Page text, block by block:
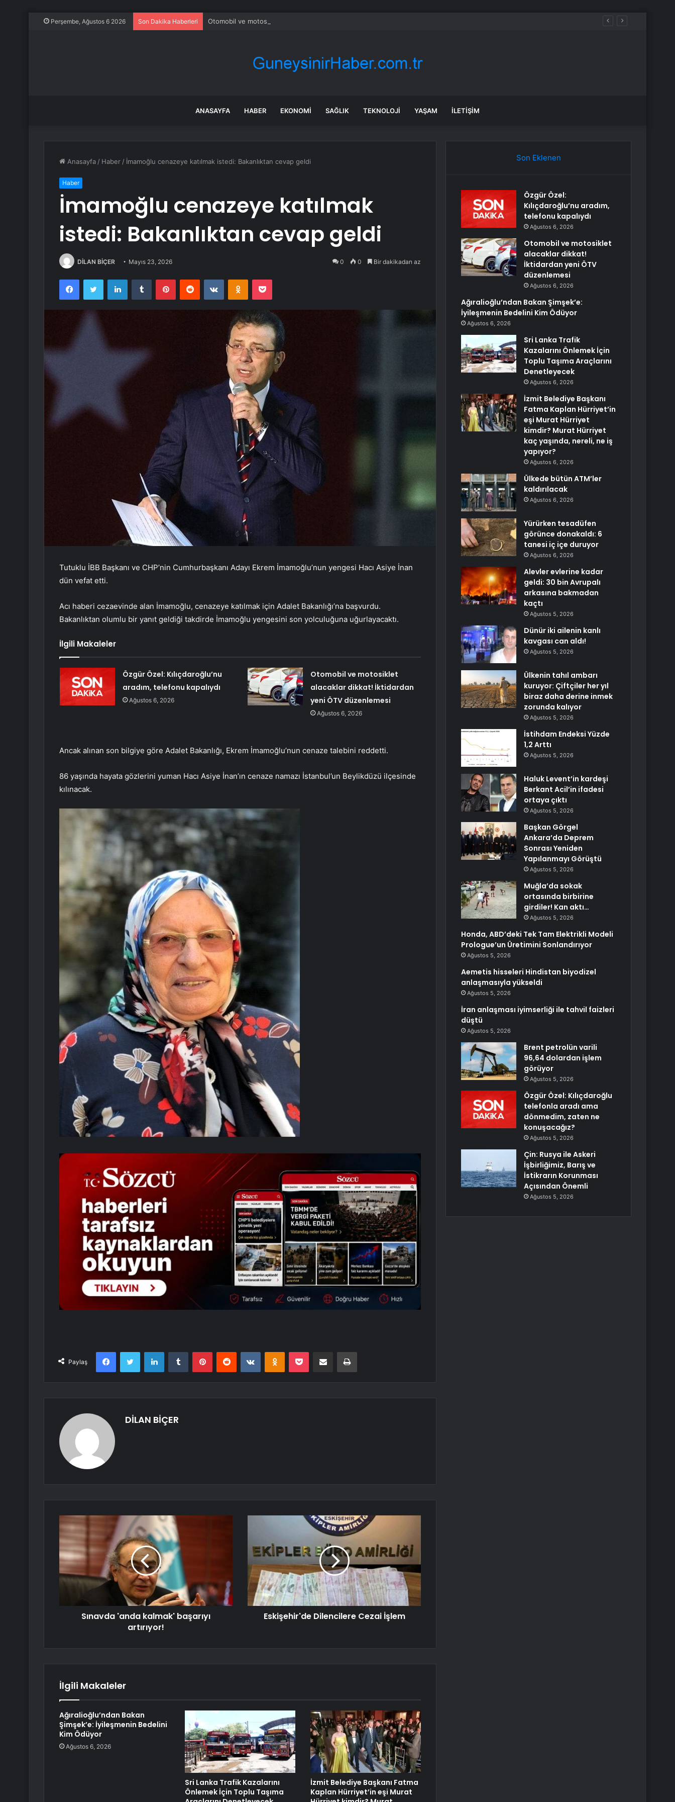
Perşembe, Ağustos 6 2026 Son Dakika Haberleri Otomobil ve motosiklet alacaklar dikkat! İktidardan yeni ÖTV düzenlemesi
ANASAYFA HABER EKONOMI SAĞLIK TEKNOLOJI YAŞAM İLETIŞIM
Anasayfa / Haber / İmamoğlu cenazeye katılmak istedi: Bakanlıktan cevap geldi
Haber
İmamoğlu cenazeye katılmak
istedi: Bakanlıktan cevap geldi
DİLAN BİÇER Mayıs 23, 2026 0 0 Bir dakikadan az
FacebookTwitter LinkedInTumblr PinterestReddit VKontakteOdnoklassniki
Pocket
Tutuklu İBB Başkanı ve CHP’nin Cumhurbaşkanı Adayı Ekrem İmamoğlu’nun yengesi Hacı Asiye İnan
dün vefat etti.
Acı haberi cezaevinde alan İmamoğlu, cenazeye katılmak için Adalet Bakanlığı’na başvurdu.
Bakanlıktan olumlu bir yanıt geldiği takdirde İmamoğlu yengesini son yolculuğuna uğurlayacaktı.
İlgili Makaleler
Özgür Özel: Kılıçdaroğlu’nu
aradım, telefonu kapalıydı
Ağustos 6, 2026
Otomobil ve motosiklet
alacaklar dikkat! İktidardan
yeni ÖTV düzenlemesi
Ağustos 6, 2026
Ancak alınan son bilgiye göre Adalet Bakanlığı, Ekrem İmamoğlu’nun cenaze talebini reddetti.
86 yaşında hayata gözlerini yuman Hacı Asiye İnan’ın cenaze namazı İstanbul’un Beylikdüzü ilçesinde
kılınacak.
Paylaş
FacebookTwitter LinkedInTumblr PinterestReddit VKontakteOdnoklassniki
Pocket E-Posta ile paylaş Yazdır
DİLAN BİÇER
Sınavda 'anda kalmak' başarıyı
artırıyor!
Eskişehir'de Dilencilere Cezai İşlem
İlgili Makaleler
Ağıralioğlu’ndan Bakan
Şimşek’e: İyileşmenin Bedelini
Kim Ödüyor
Ağustos 6, 2026
Sri Lanka Trafik Kazalarını
Önlemek İçin Toplu Taşıma
İzmit Belediye Başkanı Fatma
Kaplan Hürriyet’in eşi Murat
Son Eklenen
Özgür Özel:
Kılıçdaroğlu’nu aradım,
telefonu kapalıydı
Ağustos 6, 2026
Otomobil ve motosiklet
alacaklar dikkat!
İktidardan yeni ÖTV
düzenlemesi
Ağustos 6, 2026
Ağıralioğlu’ndan Bakan Şimşek’e:
İyileşmenin Bedelini Kim Ödüyor
Ağustos 6, 2026
Sri Lanka Trafik
Kazalarını Önlemek İçin
Toplu Taşıma Araçlarını
Denetleyecek
Ağustos 6, 2026
İzmit Belediye Başkanı
Fatma Kaplan Hürriyet’in
eşi Murat Hürriyet
kimdir? Murat Hürriyet
kaç yaşında, nereli, ne iş
yapıyor?
Ağustos 6, 2026
Ülkede bütün ATM’ler
kaldırılacak
Ağustos 6, 2026
Yürürken tesadüfen
görünce donakaldı: 6
tanesi iç içe duruyor
Ağustos 6, 2026
Alevler evlerine kadar
geldi: 30 bin Avrupalı
arkasına bakmadan
kaçtı
Ağustos 5, 2026
Dünür iki ailenin kanlı
kavgası can aldı!
Ağustos 5, 2026
Ülkenin tahıl ambarı
kuruyor: Çiftçiler her yıl
biraz daha derine inmek
zorunda kalıyor
Ağustos 5, 2026
İstihdam Endeksi Yüzde
1,2 Arttı
Ağustos 5, 2026
Haluk Levent’in kardeşi
Berkant Acil’in ifadesi
ortaya çıktı
Ağustos 5, 2026
Başkan Görgel
Ankara’da Deprem
Sonrası Yeniden
Yapılanmayı Görüştü
Ağustos 5, 2026
Muğla’da sokak
ortasında birbirine
girdiler! Kan aktı…
Ağustos 5, 2026
Honda, ABD’deki Tek Tam Elektrikli Modeli
Prologue’un Üretimini Sonlandırıyor
Ağustos 5, 2026
Aemetis hisseleri Hindistan biyodizel
anlaşmasıyla yükseldi
Ağustos 5, 2026
İran anlaşması iyimserliği ile tahvil faizleri
düştü
Ağustos 5, 2026
Brent petrolün varili
96,64 dolardan işlem
görüyor
Ağustos 5, 2026
Özgür Özel: Kılıçdaroğlu
telefonla aradı ama
dönmedim, zaten ne
konuşacağız?
Ağustos 5, 2026
Çin: Rusya ile Askeri
İşbirliğimiz, Barış ve
İstikrarın Korunması
Açısından Önemli
Ağustos 5, 2026